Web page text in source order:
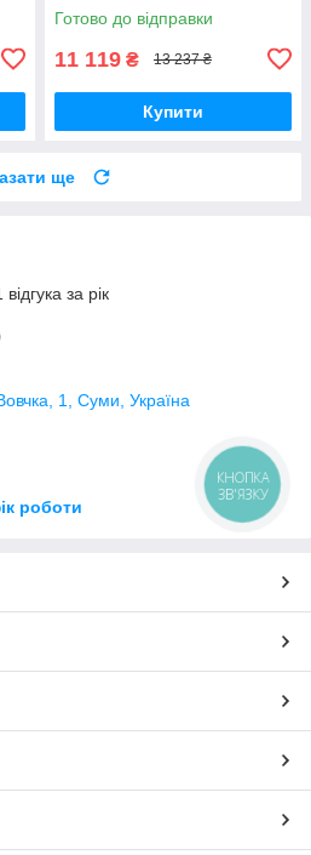
Готово до відправки
11 119 ₴ 13 237 ₴
Купити
ще
за рік
1, Суми, Україна
роботи
КНОПКА
ЗВ'ЯЗКУ